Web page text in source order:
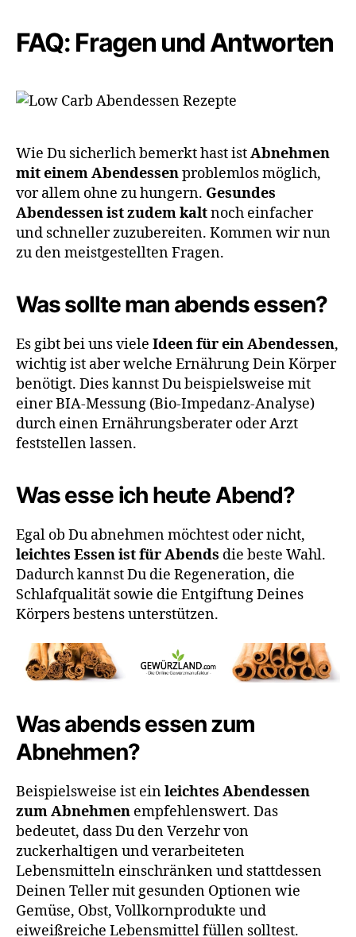
FAQ: Fragen und Antworten
Wie Du sicherlich bemerkt hast istAbnehmen
mit einem Abendessenproblemlos möglich,
vor allem ohne zu hungern. Gesundes
Abendessen ist zudem kaltnoch einfacher
und schneller zuzubereiten. Kommen wir nun
zu den meistgestellten Fragen.
Was sollte man abends essen?
Es gibt bei uns viele Ideen für ein Abendessen,
wichtig ist aber welche Ernährung Dein Körper
benötigt. Dies kannst Du beispielsweise mit
einer BIA-Messung (Bio-Impedanz-Analyse)
durch einen Ernährungsberater oder Arzt
feststellen lassen.
Was esse ich heute Abend?
Egal ob Du abnehmen möchtest oder nicht,
leichtes Essen ist für Abends die beste Wahl.
Dadurch kannst Du die Regeneration, die
Schlafqualität sowie die Entgiftung Deines
Körpers bestens unterstützen.
Was abends essen zum
Abnehmen?
Beispielsweise ist einleichtes Abendessen
zum Abnehmen empfehlenswert. Das
bedeutet, dass Du den Verzehr von
zuckerhaltigen und verarbeiteten
Lebensmitteln einschränken und stattdessen
Deinen Teller mit gesunden Optionen wie
Gemüse, Obst, Vollkornprodukte und
eiweißreiche Lebensmittel füllen solltest.